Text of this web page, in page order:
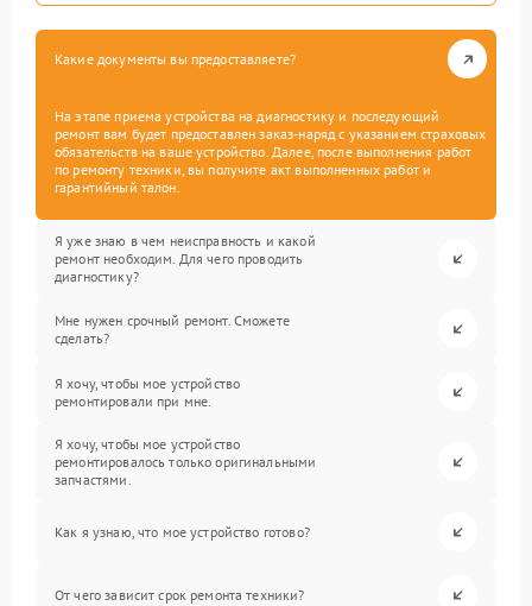
Какие документы вы предоставляете?
На этапе приема устройства на диагностику и последующий
ремонт вам будет предоставлен заказ-наряд с указанием страховых
обязательств на ваше устройство. Далее, после выполнения работ
по ремонту техники, вы получите акт выполненных работ и
гарантийный талон.
Я уже знаю в чем неисправность и какой
ремонт необходим. Для чего проводить
диагностику?
Мне нужен срочный ремонт. Сможете
сделать?
Я хочу, чтобы мое устройство
ремонтировали при мне.
Я хочу, чтобы мое устройство
ремонтировалось только оригинальными
запчастями.
Как я узнаю, что мое устройство готово?
От чего зависит срок ремонта техники?